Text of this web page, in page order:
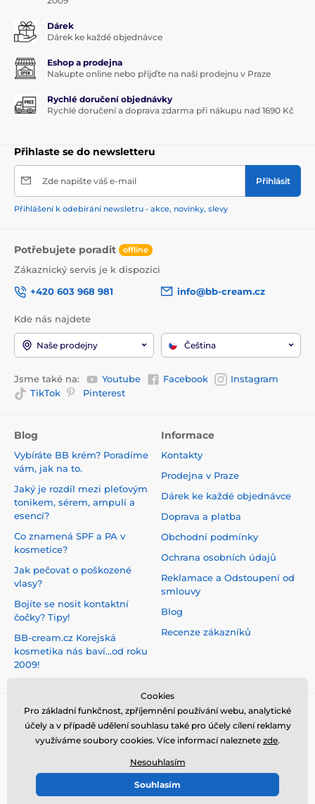
Dárek
Dárek ke každé objednávce
Eshop a prodejna
Nakupte online nebo přijďte na naši prodejnu v Praze
Rychlé doručení objednávky
Rychlé doručení a doprava zdarma při nákupu nad 1690 Kč
Přihlaste se do newsletteru
Zde napište váš e-mail Přihlásit
Přihlášení k odebírání newsletru - akce, novinky, slevy
Potřebujete poradit offline
Zákaznický servis je k dispozici
+420 603 968 981
info@bb-cream.cz
Kde nás najdete
Naše prodejny Čeština
Jsme také na: Youtube Facebook
Instagram
TikTok
Pinterest
Blog
Vybíráte BB krém? Poradíme
vám, jak na to.
Jaký je rozdíl mezi pleťovým
tonikem, sérem, ampulí a
esencí?
Co znamená SPF a PA v
kosmetice?
Jak pečovat o poškozené
vlasy?
Bojíte se nosit kontaktní
čočky? Tipy!
BB-cream.cz Korejská
kosmetika nás baví...od roku
2009!
Informace
Kontakty
Prodejna v Praze
Dárek ke každé objednávce
Doprava a platba
Obchodní podmínky
Ochrana osobních údajů
Reklamace a Odstoupení od
smlouvy
Blog
Recenze zákazníků
© 2026 www.bb-cream.cz ⦁ E-shop vytvořila
Cookies
Pro základní funkčnost, zpříjemnění používání webu, analytické
účely a v případě udělení souhlasu také pro účely cílení reklamy
využíváme soubory cookies. Více informací naleznete zde.
Nesouhlasím
Souhlasím